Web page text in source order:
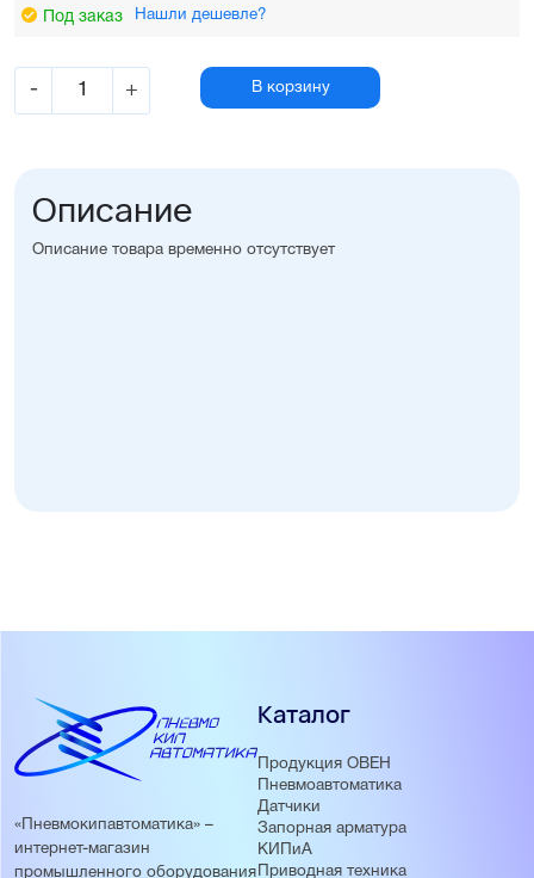
Под заказ Нашли дешевле?
- + В корзину
Описание
Описание товара временно отсутствует
«Пневмокипавтоматика» –
интернет-магазин
промышленного оборудования
Каталог
Продукция ОВЕН
Пневмоавтоматика
Датчики
Запорная арматура
КИПиА
Приводная техника